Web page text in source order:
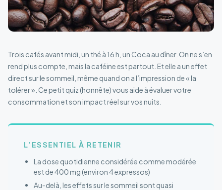
Trois cafés avant midi, un thé à 16 h, un Coca au dîner. On ne s’en
rend plus compte, mais la caféine est partout. Et elle a un effet
direct sur le sommeil, même quand on a l’impression de « la
tolérer ». Ce petit quiz (honnête) vous aide à évaluer votre
consommation et son impact réel sur vos nuits.
L’ESSENTIEL À RETENIR
La dose quotidienne considérée comme modérée
est de 400 mg (environ 4 expressos)
Au-delà, les effets sur le sommeil sont quasi